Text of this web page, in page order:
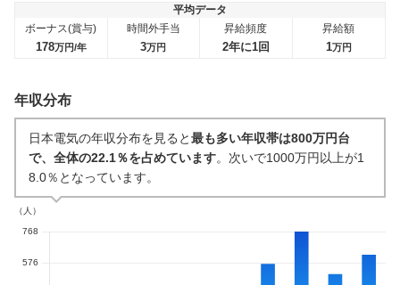
平均データ
ボーナス(賞与)
178万円/年
時間外手当
3万円
昇給頻度
2年に1回
昇給額
1万円
年収分布
日本電気の年収分布を見ると最も多い年収帯は800万円台
で、全体の22.1％を占めています。次いで1000万円以上が1
8.0％となっています。